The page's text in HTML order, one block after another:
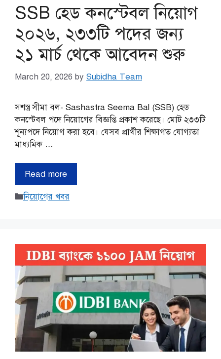
SSB হেড কনস্টেবল নিয়োগ
২০২৬, ২৩৩টি পদের জন্য
২১ মার্চ থেকে আবেদন শুরু
March 20, 2026 by Subidha Team
সশস্ত্র সীমা বল- Sashastra Seema Bal (SSB) হেড
কনস্টেবল পদে নিয়োগের বিজ্ঞপ্তি প্রকাশ করেছে। মোট ২৩৩টি
শূন্যপদে নিয়োগ করা হবে। যেসব প্রার্থীর শিক্ষাগত যোগ্যতা
মাধ্যমিক …
Read more
Categories
নিয়োগের খবর